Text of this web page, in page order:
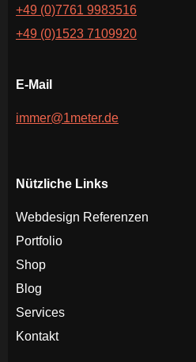
+49 (0)7761 9983516
+49 (0)1523 7109920
E-Mail
immer@1meter.de
Nützliche Links
Webdesign Referenzen
Portfolio
Shop
Blog
Services
Kontakt